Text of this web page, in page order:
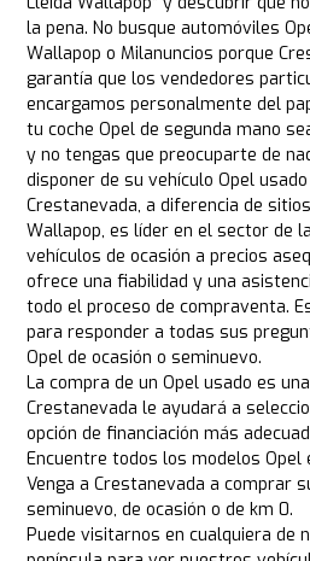
la pena. No busque automóviles
Wallapop o Milanuncios porque
garantía que los vendedores
encargamos personalmente del
tu coche Opel de segunda mano
y no tengas que preocuparte de
disponer de su vehículo Opel
Crestanevada, a diferencia de
Wallapop, es líder en el sector de
vehículos de ocasión a precios
ofrece una fiabilidad y una
todo el proceso de compraventa.
para responder a todas sus
Opel de ocasión o seminuevo.
La compra de un Opel usado es
Crestanevada le ayudará a
opción de financiación más
Encuentre todos los modelos Opel
Venga a Crestanevada a comprar
seminuevo, de ocasión o de km 0.
Puede visitarnos en cualquiera de